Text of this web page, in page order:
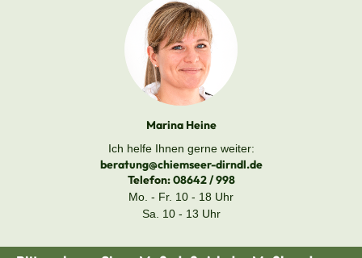
Marina Heine
Ich helfe Ihnen gerne weiter:
beratung@chiemseer-dirndl.de
Telefon:08642 / 998
Mo. - Fr. 10 - 18 Uhr
Sa. 10 - 13 Uhr